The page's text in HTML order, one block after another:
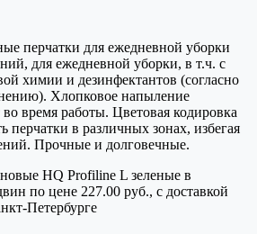
перчатки для ежедневной уборки
для ежедневной уборки, в т.ч. с
химии и дезинфектантов (согласно
Хлопковое напыление
время работы. Цветовая кодировка
перчатки в различных зонах, избегая
Прочные и долговечные.
HQ Profiline L зеленые в
по цене 227.00 руб., с доставкой
Петербурге